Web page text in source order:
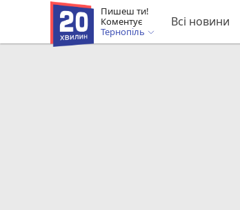
Пишеш ти!
Коментує
Тернопіль
Всі новини